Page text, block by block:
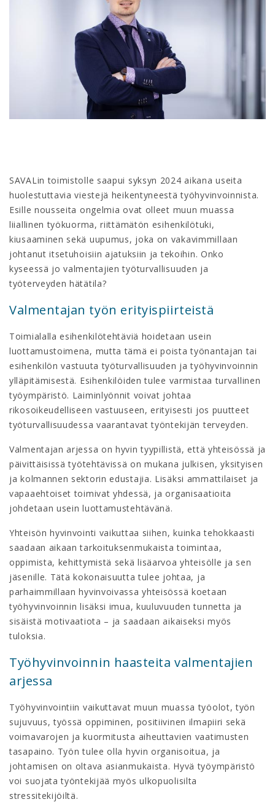
SAVALin toimistolle saapui syksyn 2024 aikana useita
huolestuttavia viestejä heikentyneestä työhyvinvoinnista.
Esille nousseita ongelmia ovat olleet muun muassa
liiallinen työkuorma, riittämätön esihenkilötuki,
kiusaaminen sekä uupumus, joka on vakavimmillaan
johtanut itsetuhoisiin ajatuksiin ja tekoihin. Onko
kyseessä jo valmentajien työturvallisuuden ja
työterveyden hätätila?
Valmentajan työn erityispiirteistä
Toimialalla esihenkilötehtäviä hoidetaan usein
luottamustoimena, mutta tämä ei poista työnantajan tai
esihenkilön vastuuta työturvallisuuden ja työhyvinvoinnin
ylläpitämisestä. Esihenkilöiden tulee varmistaa turvallinen
työympäristö. Laiminlyönnit voivat johtaa
rikosoikeudelliseen vastuuseen, erityisesti jos puutteet
työturvallisuudessa vaarantavat työntekijän terveyden.
Valmentajan arjessa on hyvin tyypillistä, että yhteisössä ja
päivittäisissä työtehtävissä on mukana julkisen, yksityisen
ja kolmannen sektorin edustajia. Lisäksi ammattilaiset ja
vapaaehtoiset toimivat yhdessä, ja organisaatioita
johdetaan usein luottamustehtävänä.
Yhteisön hyvinvointi vaikuttaa siihen, kuinka tehokkaasti
saadaan aikaan tarkoituksenmukaista toimintaa,
oppimista, kehittymistä sekä lisäarvoa yhteisölle ja sen
jäsenille. Tätä kokonaisuutta tulee johtaa, ja
parhaimmillaan hyvinvoivassa yhteisössä koetaan
työhyvinvoinnin lisäksi imua, kuuluvuuden tunnetta ja
sisäistä motivaatiota – ja saadaan aikaiseksi myös
tuloksia.
Työhyvinvoinnin haasteita valmentajien
arjessa
Työhyvinvointiin vaikuttavat muun muassa työolot, työn
sujuvuus, työssä oppiminen, positiivinen ilmapiiri sekä
voimavarojen ja kuormitusta aiheuttavien vaatimusten
tasapaino. Työn tulee olla hyvin organisoitua, ja
johtamisen on oltava asianmukaista. Hyvä työympäristö
voi suojata työntekijää myös ulkopuolisilta
stressitekijöiltä.